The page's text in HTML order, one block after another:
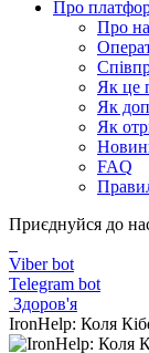
Про
Про
Як це
Як
Як
FAQ
Приєднуйся до
Viber bot
Telegram bot
Здоров'я
IronHelp: Коля